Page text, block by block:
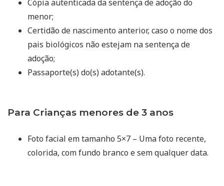
Cópia autenticada da sentença de adoção do
menor;
Certidão de nascimento anterior, caso o nome dos
pais biológicos não estejam na sentença de
adoção;
Passaporte(s) do(s) adotante(s).
Para Crianças menores de 3 anos
Foto facial em tamanho 5×7 – Uma foto recente,
colorida, com fundo branco e sem qualquer data.